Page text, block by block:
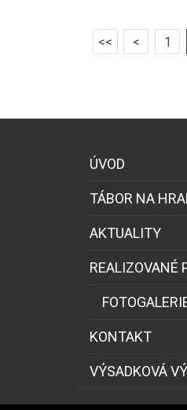
1
ÚVOD
TÁBOR NA
AKTUALITY
REALIZOVANÉ
KONTAKT
VÝSADKOVÁ